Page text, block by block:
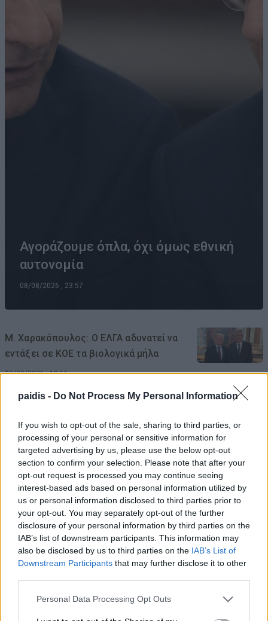
paidis - Do Not Process My Personal Information
If you wish to opt-out of the sale, sharing to third parties, or
processing of your personal or sensitive information for
targeted advertising by us, please use the below opt-out
section to confirm your selection. Please note that after your
opt-out request is processed you may continue seeing
interest-based ads based on personal information utilized by
us or personal information disclosed to third parties prior to
your opt-out. You may separately opt-out of the further
disclosure of your personal information by third parties on the
IAB’s list of downstream participants. This information may
also be disclosed by us to third parties on the IAB’s List of
Downstream Participants that may further disclose it to other
Personal Data Processing Opt Outs
Αγοράζουμε όπλα, όχι όμως εθνική
αυτονομία
08/08/2026 , 23:57
Μ. Χαρακόπουλος: Ο ΕΛΓΑ αδυνατεί να
εντάξει σε ΚΟΕ τα βιολογικά μήλα
08/08/2026 , 19:16
«TLOUPAS PATH 2026»
08/08/2026 , 18:59
Το Συνδικάτο Οικοδόμων για το
αδειοδωρόσημο Αυγούστου
08/08/2026 , 18:42
Τι σχέση έχουν μια αγελάδα, μια ζέβρα και
μια μύγα; Το παράξενο πείραμα που